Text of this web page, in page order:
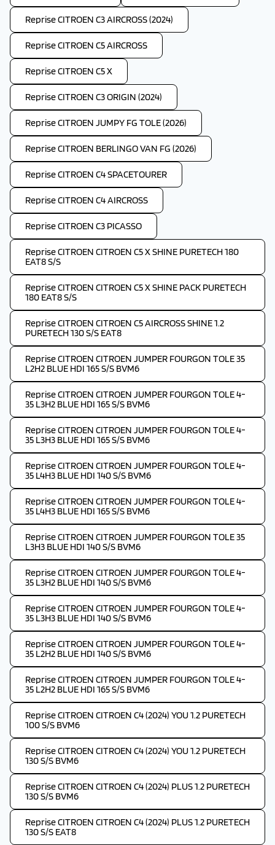
Reprise CITROEN C3 AIRCROSS (2024)
Reprise CITROEN C5 AIRCROSS
Reprise CITROEN C5 X
Reprise CITROEN C3 ORIGIN (2024)
Reprise CITROEN JUMPY FG TOLE (2026)
Reprise CITROEN BERLINGO VAN FG (2026)
Reprise CITROEN C4 SPACETOURER
Reprise CITROEN C4 AIRCROSS
Reprise CITROEN C3 PICASSO
Reprise CITROEN CITROEN C5 X SHINE PURETECH 180
EAT8 S/S
Reprise CITROEN CITROEN C5 X SHINE PACK PURETECH
180 EAT8 S/S
Reprise CITROEN CITROEN C5 AIRCROSS SHINE 1.2
PURETECH 130 S/S EAT8
Reprise CITROEN CITROEN JUMPER FOURGON TOLE 35
L2H2 BLUE HDI 165 S/S BVM6
Reprise CITROEN CITROEN JUMPER FOURGON TOLE 4-
35 L3H2 BLUE HDI 165 S/S BVM6
Reprise CITROEN CITROEN JUMPER FOURGON TOLE 4-
35 L3H3 BLUE HDI 165 S/S BVM6
Reprise CITROEN CITROEN JUMPER FOURGON TOLE 4-
35 L4H3 BLUE HDI 140 S/S BVM6
Reprise CITROEN CITROEN JUMPER FOURGON TOLE 4-
35 L4H3 BLUE HDI 165 S/S BVM6
Reprise CITROEN CITROEN JUMPER FOURGON TOLE 35
L3H3 BLUE HDI 140 S/S BVM6
Reprise CITROEN CITROEN JUMPER FOURGON TOLE 4-
35 L3H2 BLUE HDI 140 S/S BVM6
Reprise CITROEN CITROEN JUMPER FOURGON TOLE 4-
35 L3H3 BLUE HDI 140 S/S BVM6
Reprise CITROEN CITROEN JUMPER FOURGON TOLE 4-
35 L2H2 BLUE HDI 140 S/S BVM6
Reprise CITROEN CITROEN JUMPER FOURGON TOLE 4-
35 L2H2 BLUE HDI 165 S/S BVM6
Reprise CITROEN CITROEN C4 (2024) YOU 1.2 PURETECH
100 S/S BVM6
Reprise CITROEN CITROEN C4 (2024) YOU 1.2 PURETECH
130 S/S BVM6
Reprise CITROEN CITROEN C4 (2024) PLUS 1.2 PURETECH
130 S/S BVM6
Reprise CITROEN CITROEN C4 (2024) PLUS 1.2 PURETECH
130 S/S EAT8